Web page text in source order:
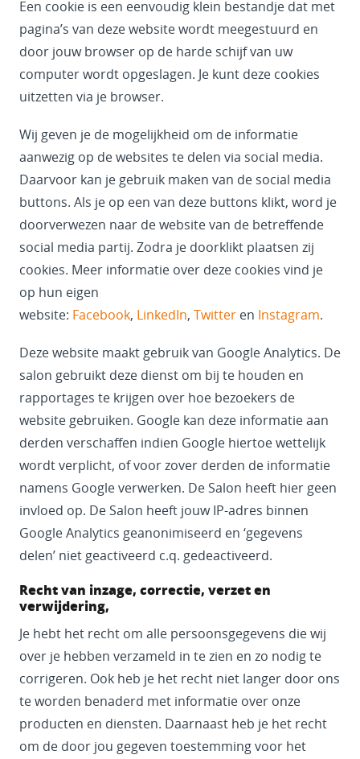
Een cookie is een eenvoudig klein bestandje dat met
pagina’s van deze website wordt meegestuurd en
door jouw browser op de harde schijf van uw
computer wordt opgeslagen. Je kunt deze cookies
uitzetten via je browser.
Wij geven je de mogelijkheid om de informatie
aanwezig op de websites te delen via social media.
Daarvoor kan je gebruik maken van de social media
buttons. Als je op een van deze buttons klikt, word je
doorverwezen naar de website van de betreffende
social media partij. Zodra je doorklikt plaatsen zij
cookies. Meer informatie over deze cookies vind je
op hun eigen
website: Facebook, LinkedIn, Twitter en Instagram.
Deze website maakt gebruik van Google Analytics. De
salon gebruikt deze dienst om bij te houden en
rapportages te krijgen over hoe bezoekers de
website gebruiken. Google kan deze informatie aan
derden verschaffen indien Google hiertoe wettelijk
wordt verplicht, of voor zover derden de informatie
namens Google verwerken. De Salon heeft hier geen
invloed op. De Salon heeft jouw IP-adres binnen
Google Analytics geanonimiseerd en ‘gegevens
delen’ niet geactiveerd c.q. gedeactiveerd.
Recht van inzage, correctie, verzet en
verwijdering,
Je hebt het recht om alle persoonsgegevens die wij
over je hebben verzameld in te zien en zo nodig te
corrigeren. Ook heb je het recht niet langer door ons
te worden benaderd met informatie over onze
producten en diensten. Daarnaast heb je het recht
om de door jou gegeven toestemming voor het